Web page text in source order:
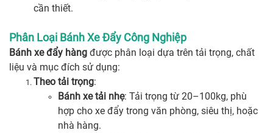
cần thiết.
Phân Loại Bánh Xe Đẩy Công Nghiệp
Bánh xe đẩy hàng được phân loại dựa trên tải trọng, chất
liệu và mục đích sử dụng:
Theo tải trọng:
Bánh xe tải nhẹ: Tải trọng từ 20–100kg, phù
hợp cho xe đẩy trong văn phòng, siêu thị, hoặc
nhà hàng.